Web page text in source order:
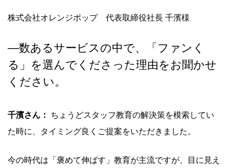
株式会社オレンジポップ 代表取締役社長 千濱様
―数あるサービスの中で、「ファンく
る」を選んでくださった理由をお聞かせ
ください。
千濱さん：
ちょうどスタッフ教育の解決策を模索してい
た時に、タイミング良くご提案をいただきました。
今の時代は「褒めて伸ばす」教育が主流ですが、目に見え